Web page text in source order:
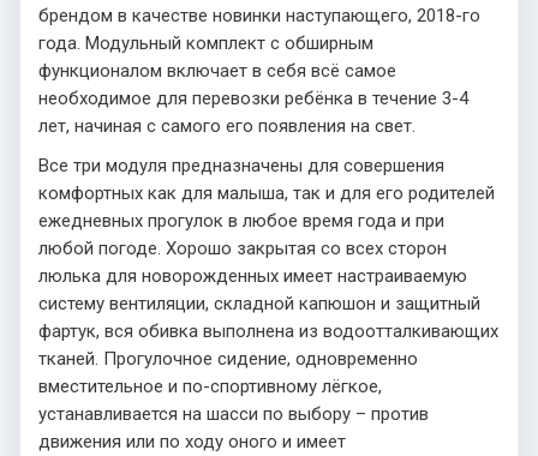
брендом в качестве новинки наступающего, 2018-го
года. Модульный комплект с обширным
функционалом включает в себя всё самое
необходимое для перевозки ребёнка в течение 3-4
лет, начиная с самого его появления на свет.
Все три модуля предназначены для совершения
комфортных как для малыша, так и для его родителей
ежедневных прогулок в любое время года и при
любой погоде. Хорошо закрытая со всех сторон
люлька для новорожденных имеет настраиваемую
систему вентиляции, складной капюшон и защитный
фартук, вся обивка выполнена из водоотталкивающих
тканей. Прогулочное сидение, одновременно
вместительное и по-спортивному лёгкое,
устанавливается на шасси по выбору – против
движения или по ходу оного и имеет